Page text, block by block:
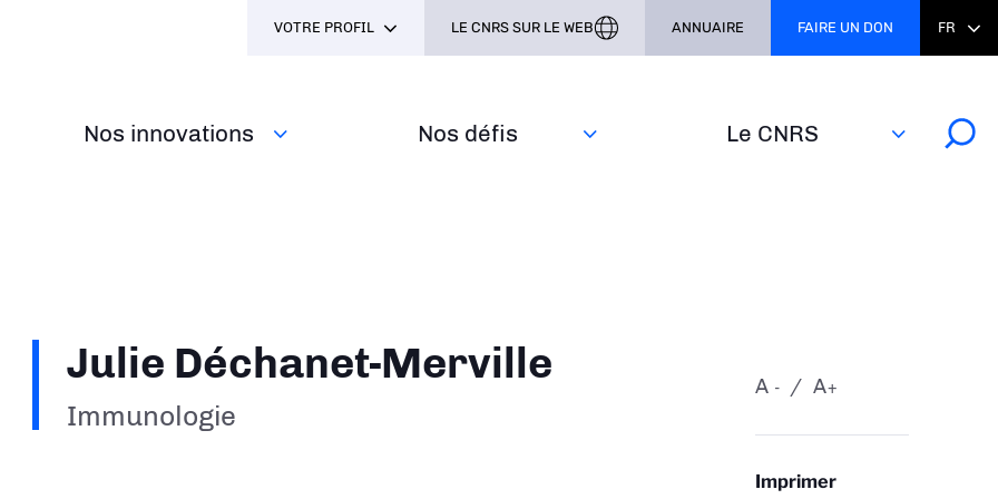
Nos innovations Nos défis‎ Le CNRS
VOTRE PROFIL LE CNRS SUR LE WEB ANNUAIRE FAIRE UN DON FR
Julie Déchanet-Merville
Immunologie
-
A +
A
Imprimer